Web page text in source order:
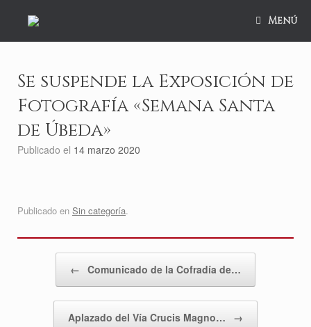
Menú
Se suspende la Exposición de
Fotografía «Semana Santa
de Úbeda»
Publicado el 14 marzo 2020
Publicado en Sin categoría.
← Comunicado de la Cofradía de…
Aplazado del Vía Crucis Magno… →